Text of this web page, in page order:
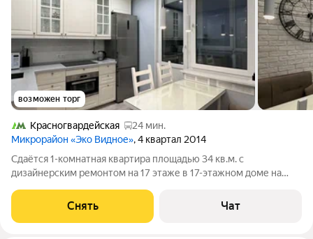
возможен торг
Красногвардейская
24 мин.
Микрорайон «Эко Видное», 4 квартал 2014
Сдаётся 1-комнатная квартира площадью 34 кв.м. с
дизайнерским ремонтом на 17 этаже в 17-этажном доме на
Духовой шкаф Стиральная машина с детским режимом
(обработка паром от аллергенов)
Снять Чат